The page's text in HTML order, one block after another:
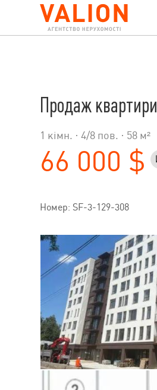
Продаж квартири
1 кімн. · 4/8 пов. · 58 м²
66 000 $
Номер: SF-3-129-308